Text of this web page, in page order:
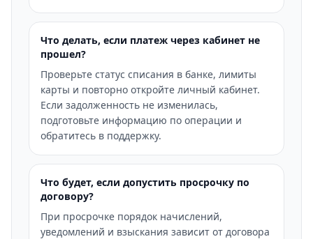
Что делать, если платеж через кабинет не
прошел?
Проверьте статус списания в банке, лимиты
карты и повторно откройте личный кабинет.
Если задолженность не изменилась,
подготовьте информацию по операции и
обратитесь в поддержку.
Что будет, если допустить просрочку по
договору?
При просрочке порядок начислений,
уведомлений и взыскания зависит от договора